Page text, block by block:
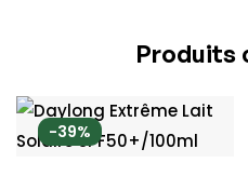
Produits
-39%